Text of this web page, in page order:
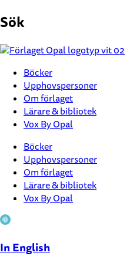
till
Sök
Böcker
Upphovspersoner
Om förlaget
Lärare & bibliotek
Vox By Opal
Böcker
Upphovspersoner
Om förlaget
Lärare & bibliotek
Vox By Opal
In English